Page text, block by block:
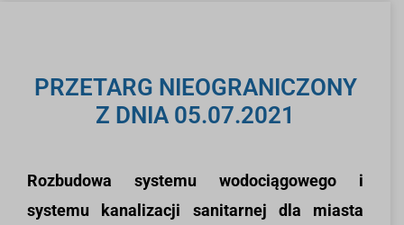
PRZETARG NIEOGRANICZONY
Z DNIA 05.07.2021
Rozbudowa systemu wodociągowego i
systemu kanalizacji sanitarnej dla miasta